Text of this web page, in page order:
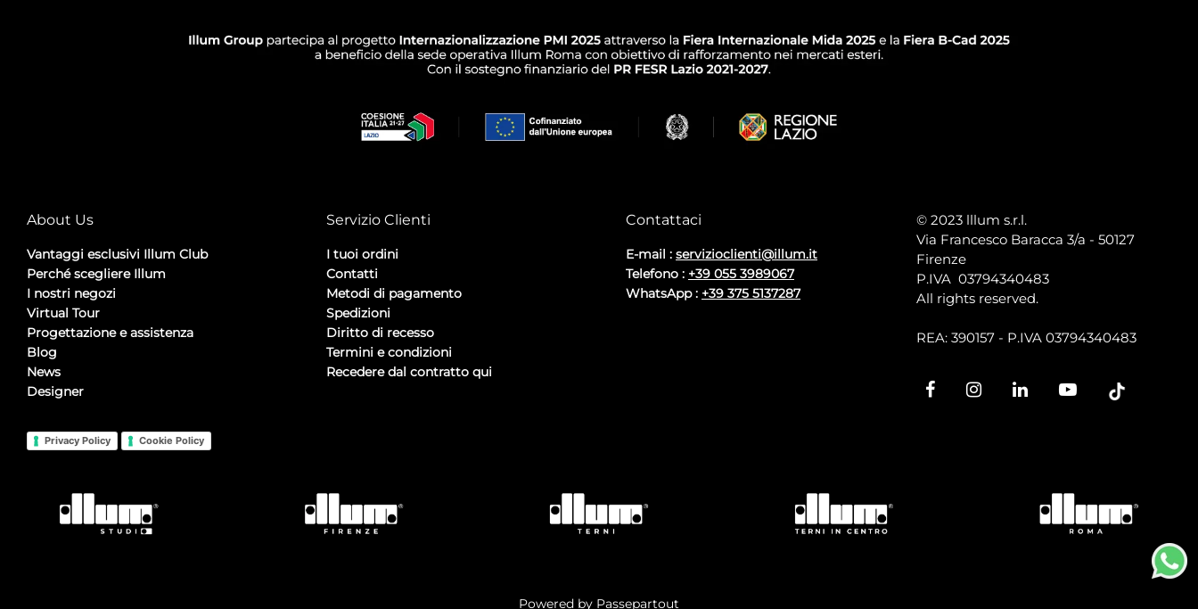
About Us
Vantaggi esclusivi Illum Club
Perché scegliere Illum
I nostri negozi
Virtual Tour
Progettazione e assistenza
Blog
News
Designer
Privacy Policy Cookie Policy
Servizio Clienti
I tuoi ordini
Contatti
Metodi di pagamento
Spedizioni
Diritto di recesso
Termini e condizioni
Recedere dal contratto qui
Contattaci
E-mail : servizioclienti@illum.it
Telefono : +39 055 3989067
WhatsApp : +39 375 5137287
© 2023 lllum s.r.l.
Via Francesco Baracca 3/a - 50127
Firenze
P.IVA 03794340483
All rights reserved.
REA: 390157 - P.IVA 03794340483
Powered by Passepartout